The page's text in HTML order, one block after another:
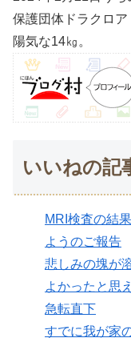
保護団体ドラクロ
陽気な14㎏。
いいねの記
MRI検査の結果
ようのご報告
悲しみの塊が
よかったと思
急転直下
すでに我が家